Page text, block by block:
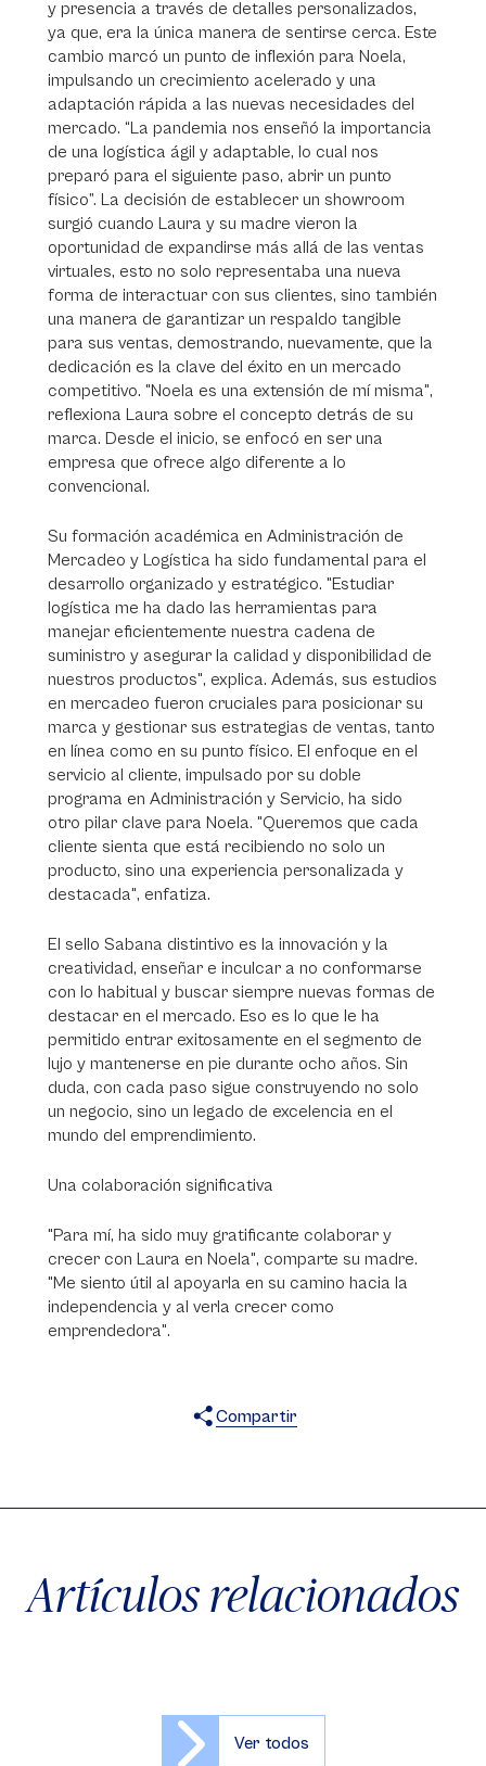
y presencia a través de detalles personalizados,
ya que, era la única manera de sentirse cerca. Este
cambio marcó un punto de inflexión para Noela,
impulsando un crecimiento acelerado y una
adaptación rápida a las nuevas necesidades del
mercado. “La pandemia nos enseñó la importancia
de una logística ágil y adaptable, lo cual nos
preparó para el siguiente paso, abrir un punto
físico”. La decisión de establecer un showroom
surgió cuando Laura y su madre vieron la
oportunidad de expandirse más allá de las ventas
virtuales, esto no solo representaba una nueva
forma de interactuar con sus clientes, sino también
una manera de garantizar un respaldo tangible
para sus ventas, demostrando, nuevamente, que la
dedicación es la clave del éxito en un mercado
competitivo. "Noela es una extensión de mí misma",
reflexiona Laura sobre el concepto detrás de su
marca. Desde el inicio, se enfocó en ser una
empresa que ofrece algo diferente a lo
convencional.
Su formación académica en Administración de
Mercadeo y Logística ha sido fundamental para el
desarrollo organizado y estratégico. "Estudiar
logística me ha dado las herramientas para
manejar eficientemente nuestra cadena de
suministro y asegurar la calidad y disponibilidad de
nuestros productos", explica. Además, sus estudios
en mercadeo fueron cruciales para posicionar su
marca y gestionar sus estrategias de ventas, tanto
en línea como en su punto físico. El enfoque en el
servicio al cliente, impulsado por su doble
programa en Administración y Servicio, ha sido
otro pilar clave para Noela. "Queremos que cada
cliente sienta que está recibiendo no solo un
producto, sino una experiencia personalizada y
destacada", enfatiza.
El sello Sabana distintivo es la innovación y la
creatividad, enseñar e inculcar a no conformarse
con lo habitual y buscar siempre nuevas formas de
destacar en el mercado. Eso es lo que le ha
permitido entrar exitosamente en el segmento de
lujo y mantenerse en pie durante ocho años. Sin
duda, con cada paso sigue construyendo no solo
un negocio, sino un legado de excelencia en el
mundo del emprendimiento.
Una colaboración significativa
"Para mí, ha sido muy gratificante colaborar y
crecer con Laura en Noela", comparte su madre.
"Me siento útil al apoyarla en su camino hacia la
independencia y al verla crecer como
emprendedora".
Compartir
Artículos relacionados
Ver todos